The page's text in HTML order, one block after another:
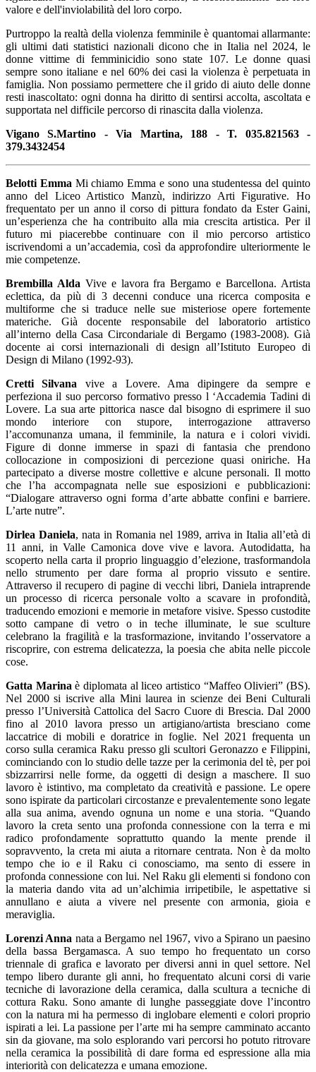
valore e dell'inviolabilità del loro corpo.
Purtroppo la realtà della violenza femminile è quantomai allarmante:
gli ultimi dati statistici nazionali dicono che in Italia nel 2024, le
donne vittime di femminicidio sono state 107. Le donne quasi
sempre sono italiane e nel 60% dei casi la violenza è perpetuata in
famiglia. Non possiamo permettere che il grido di aiuto delle donne
resti inascoltato: ogni donna ha diritto di sentirsi accolta, ascoltata e
supportata nel difficile percorso di rinascita dalla violenza.
Vigano S.Martino - Via Martina, 188 - T. 035.821563 -
379.3432454
Belotti Emma Mi chiamo Emma e sono una studentessa del quinto
anno del Liceo Artistico Manzù, indirizzo Arti Figurative. Ho
frequentato per un anno il corso di pittura fondato da Ester Gaini,
un’esperienza che ha contribuito alla mia crescita artistica. Per il
futuro mi piacerebbe continuare con il mio percorso artistico
iscrivendomi a un’accademia, così da approfondire ulteriormente le
mie competenze.
Brembilla Alda Vive e lavora fra Bergamo e Barcellona. Artista
eclettica, da più di 3 decenni conduce una ricerca composita e
multiforme che si traduce nelle sue misteriose opere fortemente
materiche. Già docente responsabile del laboratorio artistico
all’interno della Casa Circondariale di Bergamo (1983-2008). Già
docente ai corsi internazionali di design all’Istituto Europeo di
Design di Milano (1992-93).
Cretti Silvana vive a Lovere. Ama dipingere da sempre e
perfeziona il suo percorso formativo presso l ‘Accademia Tadini di
Lovere. La sua arte pittorica nasce dal bisogno di esprimere il suo
mondo interiore con stupore, interrogazione attraverso
l’accomunanza umana, il femminile, la natura e i colori vividi.
Figure di donne immerse in spazi di fantasia che prendono
collocazione in composizioni di percezione quasi oniriche. Ha
partecipato a diverse mostre collettive e alcune personali. Il motto
che l’ha accompagnata nelle sue esposizioni e pubblicazioni:
“Dialogare attraverso ogni forma d’arte abbatte confini e barriere.
L’arte nutre”.
Dirlea Daniela, nata in Romania nel 1989, arriva in Italia all’età di
11 anni, in Valle Camonica dove vive e lavora. Autodidatta, ha
scoperto nella carta il proprio linguaggio d’elezione, trasformandola
nello strumento per dare forma al proprio vissuto e sentire.
Attraverso il recupero di pagine di vecchi libri, Daniela intraprende
un processo di ricerca personale volto a scavare in profondità,
traducendo emozioni e memorie in metafore visive. Spesso custodite
sotto campane di vetro o in teche illuminate, le sue sculture
celebrano la fragilità e la trasformazione, invitando l’osservatore a
riscoprire, con estrema delicatezza, la poesia che abita nelle piccole
cose.
Gatta Marina è diplomata al liceo artistico “Maffeo Olivieri” (BS).
Nel 2000 si iscrive alla Mini laurea in scienze dei Beni Culturali
presso l’Università Cattolica del Sacro Cuore di Brescia. Dal 2000
fino al 2010 lavora presso un artigiano/artista bresciano come
laccatrice di mobili e doratrice in foglie. Nel 2021 frequenta un
corso sulla ceramica Raku presso gli scultori Geronazzo e Filippini,
cominciando con lo studio delle tazze per la cerimonia del tè, per poi
sbizzarrirsi nelle forme, da oggetti di design a maschere. Il suo
lavoro è istintivo, ma completato da creatività e passione. Le opere
sono ispirate da particolari circostanze e prevalentemente sono legate
alla sua anima, avendo ognuna un nome e una storia. “Quando
lavoro la creta sento una profonda connessione con la terra e mi
radico profondamente soprattutto quando la mente prende il
sopravvento, la creta mi aiuta a ritornare centrata. Non è da molto
tempo che io e il Raku ci conosciamo, ma sento di essere in
profonda connessione con lui. Nel Raku gli elementi si fondono con
la materia dando vita ad un’alchimia irripetibile, le aspettative si
annullano e aiuta a vivere nel presente con armonia, gioia e
meraviglia.
Lorenzi Anna nata a Bergamo nel 1967, vivo a Spirano un paesino
della bassa Bergamasca. A suo tempo ho frequentato un corso
triennale di grafica e lavorato per diversi anni in quel settore. Nel
tempo libero durante gli anni, ho frequentato alcuni corsi di varie
tecniche di lavorazione della ceramica, dalla scultura a tecniche di
cottura Raku. Sono amante di lunghe passeggiate dove l’incontro
con la natura mi ha permesso di inglobare elementi e colori proprio
ispirati a lei. La passione per l’arte mi ha sempre camminato accanto
sin da giovane, ma solo esplorando vari percorsi ho potuto ritrovare
nella ceramica la possibilità di dare forma ed espressione alla mia
interiorità con delicatezza e umana emozione.